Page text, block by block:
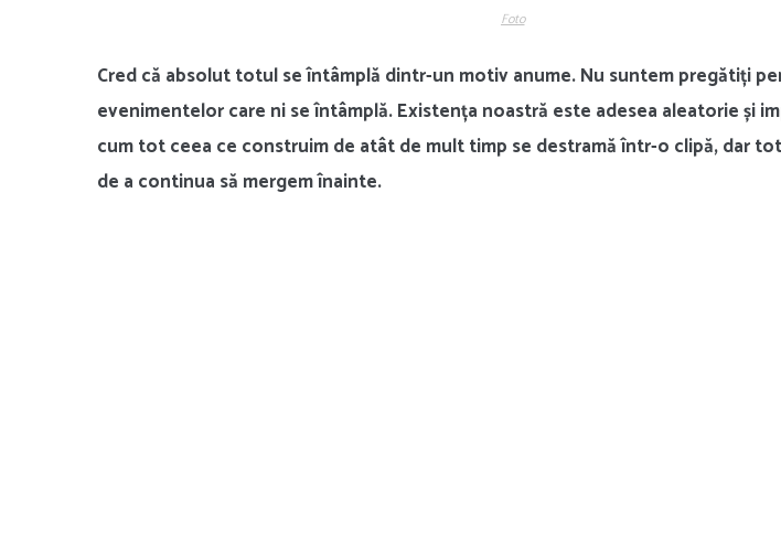
Foto
Cred că absolut totul se întâmplă dintr-un motiv anume. Nu suntem pregătiți
evenimentelor care ni se întâmplă. Existența noastră este adesea aleatorie și
cum tot ceea ce construim de atât de mult timp se destramă într-o clipă, dar
de a continua să mergem înainte.